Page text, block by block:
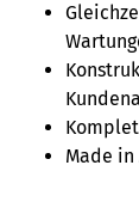
Made in